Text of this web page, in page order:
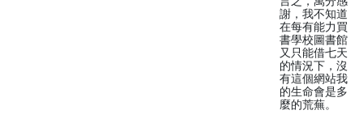
謝，我不知道
在每有能力買
書學校圖書館
又只能借七天
的情況下，沒
有這個網站我
的生命會是多
麼的荒蕪。